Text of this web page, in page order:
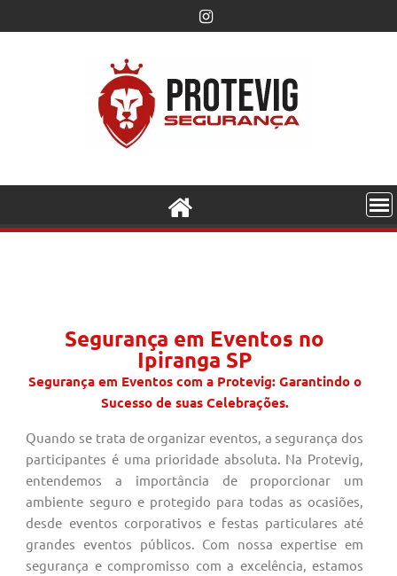
Segurança em Eventos no
Ipiranga SP
Segurança em Eventos com a Protevig: Garantindo o
Sucesso de suas Celebrações.
Quando se trata de organizar eventos, a segurança dos
participantes é uma prioridade absoluta. Na Protevig,
entendemos a importância de proporcionar um
ambiente seguro e protegido para todas as ocasiões,
desde eventos corporativos e festas particulares até
grandes eventos públicos. Com nossa expertise em
segurança e compromisso com a excelência, estamos